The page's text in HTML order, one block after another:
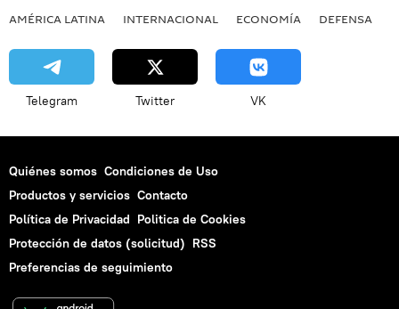
AMÉRICA LATINA INTERNACIONAL ECONOMÍA DEFENSA
Telegram Twitter VK
Quiénes somos Condiciones de Uso
Productos y servicios Contacto
Política de Privacidad Politica de Cookies
Protección de datos (solicitud) RSS
Preferencias de seguimiento